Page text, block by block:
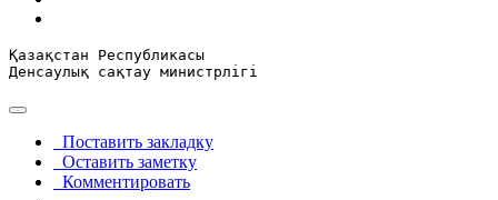
Қазақстан Республикасы
Денсаулық сақтау министрлігі
Поставить закладку
Оставить заметку
Комментировать